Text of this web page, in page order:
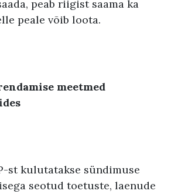
peab riigist saama ka
peale võib loota.
meetmed
st kulutatakse sündimuse
seotud toetuste, laenude